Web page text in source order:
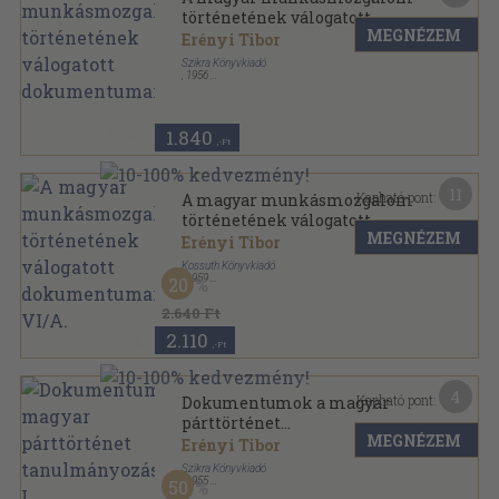
történetének válogatott
dokumentumai V.
Erényi Tibor
Szikra Könyvkiadó
1956
1.840 ,-Ft
MEGNÉZEM
A magyar munkásmozgalom
történetének válogatott
dokumentumai VI/A.
Erényi Tibor
Kossuth Könyvkiadó
, 1959
Fűzött keménykötés
A magyar munkásmozgalom történetének válogatott
dokumentumai sorozat
2.640 Ft
20
2.110 ,-Ft
Kapható pont:
MEGNÉZEM
Dokumentumok a magyar
párttörténet
tanulmányozásához I.
Erényi Tibor
Szikra Könyvkiadó
, 1955
Fűzött keménykötés
50
Kapható pont:
MEGNÉZEM